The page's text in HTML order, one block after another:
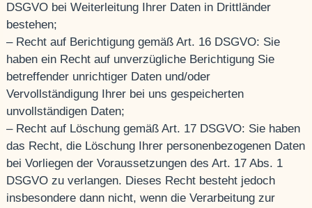
DSGVO bei Weiterleitung Ihrer Daten in Drittländer
bestehen;
– Recht auf Berichtigung gemäß Art. 16 DSGVO: Sie
haben ein Recht auf unverzügliche Berichtigung Sie
betreffender unrichtiger Daten und/oder
Vervollständigung Ihrer bei uns gespeicherten
unvollständigen Daten;
– Recht auf Löschung gemäß Art. 17 DSGVO: Sie haben
das Recht, die Löschung Ihrer personenbezogenen Daten
bei Vorliegen der Voraussetzungen des Art. 17 Abs. 1
DSGVO zu verlangen. Dieses Recht besteht jedoch
insbesondere dann nicht, wenn die Verarbeitung zur